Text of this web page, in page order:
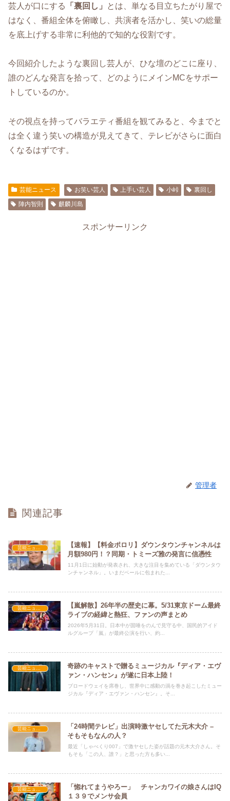
芸人が口にする 「裏回し」
とは、単なる目立ちたがり屋で
はなく、番組全体を俯瞰し、共演者を活かし、笑いの総量
を底上げする非常に利他的で知的な役割です。
今回紹介したような裏回し芸人が、ひな壇のどこに座り、
誰のどんな発言を拾って、どのようにメインMCをサポー
トしているのか。
その視点を持ってバラエティ番組を観てみると、今までと
は全く違う笑いの構造が見えてきて、テレビがさらに面白
くなるはずです。
芸能ニュース お笑い芸人 上手い芸人 小峠
裏回し
陣内智則
麒麟川島
スポンサーリンク
管理者
関連記事
【速報】【料金ポロリ】ダウンタウンチャンネルは
月額980円！？同期・トミーズ雅の発言に信憑性
11月1日に始動が発表され、大きな注目を集めている「ダウンタウ
ンチャンネル」。いまだベールに包まれた...
【嵐解散】26年半の歴史に幕。5/31東京ドーム最終
ライブの経緯と熱狂、ファンの声まとめ
2026年5月31日。日本中が固唾をのんで見守る中、国民的アイド
ルグループ「嵐」が最終公演を行い、約...
芸能ニュース
奇跡のキャストで贈るミュージカル『ディア・エヴ
ァン・ハンセン』が遂に日本上陸！
ブロードウェイを席巻し、世界中に感動の渦を巻き起こしたミュー
ジカル『ディア・エヴァン・ハンセン』。そ...
芸能ニュース
「24時間テレビ」出演時激ヤセしてた元木大介 –
そもそもなんの人？
最近「しゃべくり007」で激ヤセした姿が話題の元木大介さん。そ
もそも「この人、誰？」と思った方も多い...
芸能ニュース
「惚れてまうやろー」 チャンカワイの娘さんはIQ
１３９でメンサ会員